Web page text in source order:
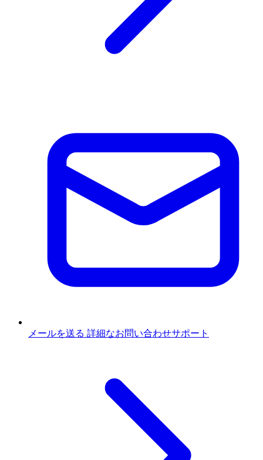
メールを送る 詳細なお問い合わせサポート